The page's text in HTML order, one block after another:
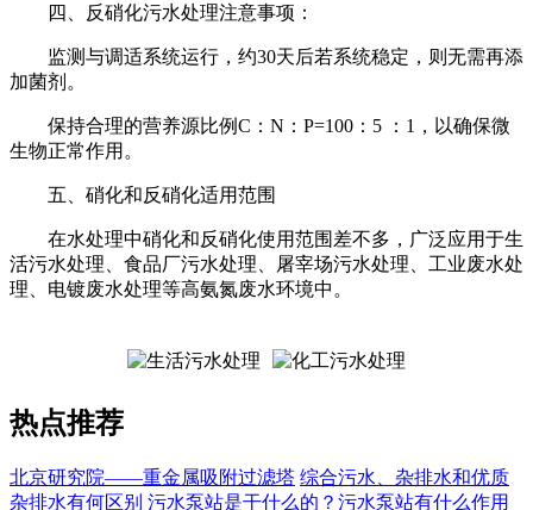
四、反硝化污水处理注意事项：
监测与调适系统运行，约30天后若系统稳定，则无需再添
加菌剂。
保持合理的营养源比例C：N：P=100：5 ：1，以确保微
生物正常作用。
五、硝化和反硝化适用范围
在水处理中硝化和反硝化使用范围差不多，广泛应用于生
活污水处理、食品厂污水处理、屠宰场污水处理、工业废水处
理、电镀废水处理等高氨氮废水环境中。
热点推荐
北京研究院——重金属吸附过滤塔 综合污水、杂排水和优质
杂排水有何区别 污水泵站是干什么的？污水泵站有什么作用